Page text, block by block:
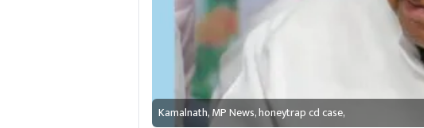
Kamalnath, MP News, honeytrap cd case,